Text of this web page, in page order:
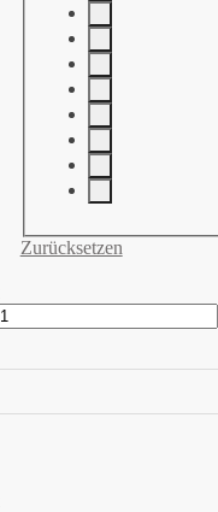
Zurücksetzen